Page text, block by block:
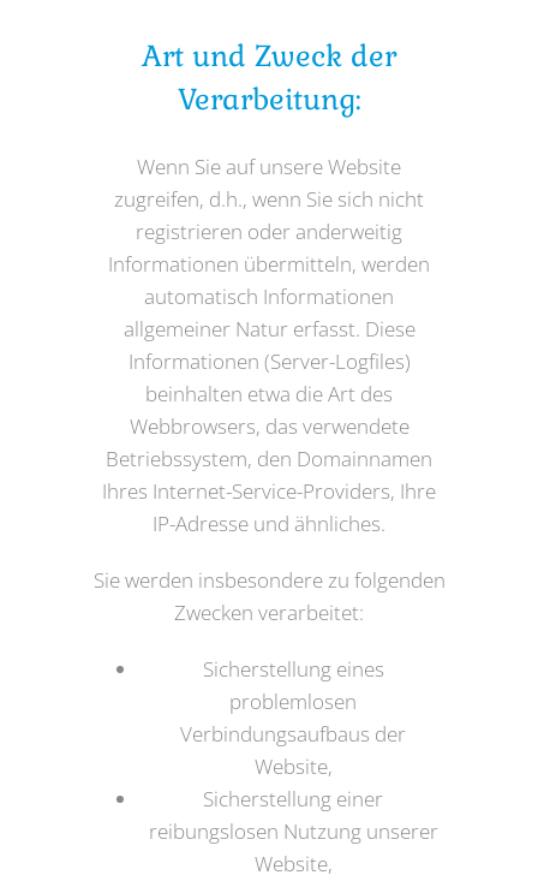
Art und Zweck der
Verarbeitung:
Wenn Sie auf unsere Website
zugreifen, d.h., wenn Sie sich nicht
registrieren oder anderweitig
Informationen übermitteln, werden
automatisch Informationen
allgemeiner Natur erfasst. Diese
Informationen (Server-Logfiles)
beinhalten etwa die Art des
Webbrowsers, das verwendete
Betriebssystem, den Domainnamen
Ihres Internet-Service-Providers, Ihre
IP-Adresse und ähnliches.
Sie werden insbesondere zu folgenden
Zwecken verarbeitet:
Sicherstellung eines
problemlosen
Verbindungsaufbaus der
Website,
Sicherstellung einer
reibungslosen Nutzung unserer
Website,